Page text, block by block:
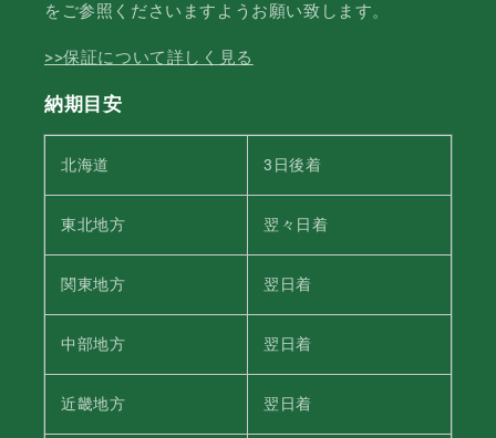
をご参照くださいますようお願い致します。
>>保証について詳しく見る
納期目安
北海道 3日後着
東北地方 翌々日着
関東地方 翌日着
中部地方 翌日着
近畿地方 翌日着